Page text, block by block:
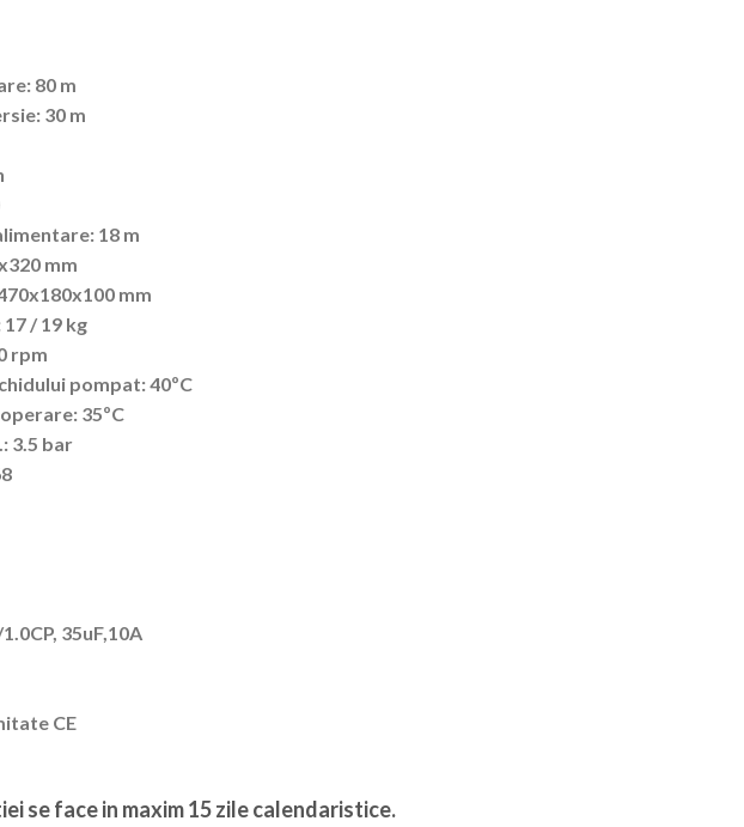
80 m
30 m
18 m
mm
mm
/ 19 kg
rpm
pompat: 40ºC
35ºC
3.5 bar
35uF,10A
CE
se face in maxim 15 zile calendaristice.